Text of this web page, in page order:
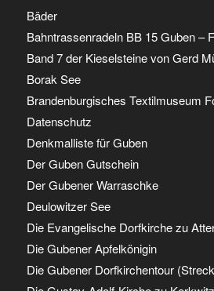
Bäder
Bahntrassenradeln BB 15 Guben –
Band 7 der Kieselsteine von Gerd
Borak See
Brandenburgisches Textilmuseum
Datenschutz
Denkmalliste für Guben
Der Guben Gutschein
Der Gubener Warraschke
Deulowitzer See
Die Evangelische Dorfkirche zu
Die Gubener Apfelkönigin
Die Gubener Dorfkirchentour